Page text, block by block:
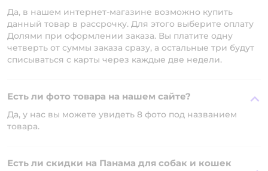
Да, в нашем интернет-магазине возможно купить
данный товар в рассрочку. Для этого выберите оплату
Долями при оформлении заказа. Вы платите одну
четверть от суммы заказа сразу, а остальные три будут
списываться с карты через каждые две недели.
Есть ли фото товара на нашем сайте?
Да, у нас вы можете увидеть 8 фото под названием
товара.
Есть ли скидки на Панама для собак и кошек